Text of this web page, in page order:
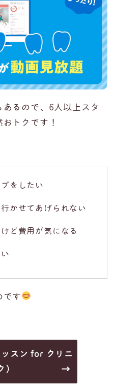
るので、6人以上スタ
トクです！
をしたい
かせてあげられない
ど費用が気になる
です
スン for クリニ
）